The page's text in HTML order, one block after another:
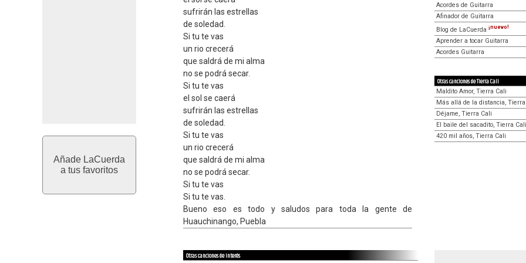
Añade LaCuerda
a tus favoritos
sufrirán las estrellas
de soledad.
Si tu te vas
un rio crecerá
que saldrá de mi alma
no se podrá secar.
Si tu te vas
el sol se caerá
sufrirán las estrellas
de soledad.
Si tu te vas
un rio crecerá
que saldrá de mi alma
no se podrá secar.
Si tu te vas
Si tu te vas.
Bueno eso es todo y saludos para toda la gente de
Huauchinango, Puebla
Acordes de Guitarra
Afinador de Guitarra
Blog de LaCuerda ¡nuevo!
Aprender a tocar Guitarra
Acordes Guitarra
Otras canciones de Tierra Cali
Maldito Amor, Tierra Cali
Más allá de la distancia,
Déjame, Tierra Cali
El baile del sacadito, Tierra Cali
420 mil años, Tierra Cali
Otras canciones de interés